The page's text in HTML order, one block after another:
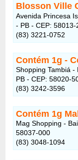
Blosson Ville
Avenida Princesa
- PB - CEP: 58013-
(83) 3221-0752
Contém 1g-
Shopping Tambiá -
PB - CEP: 58020-
(83) 3242-3596
Contém 1g
Mag Shopping -
58037-000
(83) 3048-1094